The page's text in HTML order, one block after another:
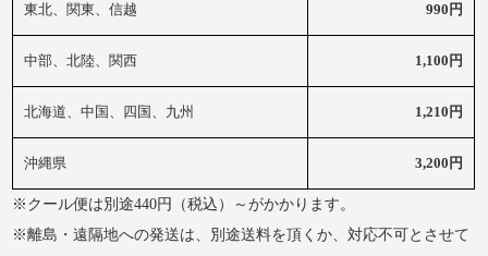
東北、関東、信越 990円
中部、北陸、関西 1,100円
北海道、中国、四国、九州 1,210円
沖縄県 3,200円
※クール便は別途440円（税込）～がかかります。
※離島・遠隔地への発送は、別途送料を頂くか、対応不可とさせて